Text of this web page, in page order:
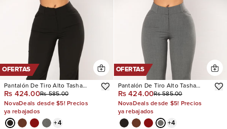
OFERTAS
Pantalón De Tiro Alto Tasha
Dressy
Rs 424.00Rs 585.00
NovaDeals desde $5! Precios
ya rebajados
+4
OFERTAS
Pantalón De Tiro Alto Tasha
Dressy
Rs 424.00Rs 585.00
NovaDeals desde $5! Precios
ya rebajados
+4